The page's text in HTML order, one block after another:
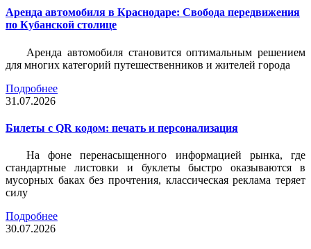
Аренда автомобиля в Краснодаре: Свобода передвижения
по Кубанской столице
Аренда автомобиля становится оптимальным решением
для многих категорий путешественников и жителей города
Подробнее
31.07.2026
Билеты c QR кодом: печать и персонализация
На фоне перенасыщенного информацией рынка, где
стандартные листовки и буклеты быстро оказываются в
мусорных баках без прочтения, классическая реклама теряет
силу
Подробнее
30.07.2026